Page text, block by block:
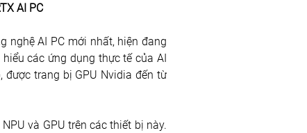
AI PC
nghệ AI PC mới nhất, hiện đang
các ứng dụng thực tế của AI
trang bị GPU Nvidia đến từ
và GPU trên các thiết bị này.